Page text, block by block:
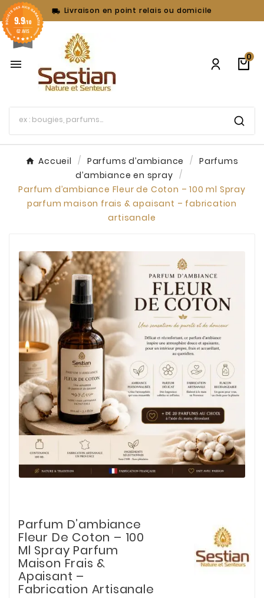
 Livraison en point relais ou domicile

0
Accueil Parfums d’ambiance
Parfums
d’ambiance en spray
Parfum d’ambiance Fleur de Coton – 100 ml Spray
parfum maison frais & apaisant – fabrication
artisanale
Parfum D’ambiance
Fleur De Coton – 100
Ml Spray Parfum
Maison Frais &
Apaisant –
Fabrication Artisanale
9.9/10
62 AVIS